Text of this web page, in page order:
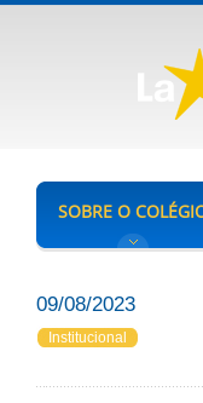
SOBRE O
09/08/2023
Institucional